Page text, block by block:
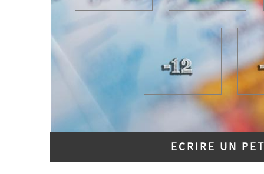
ECRIRE UN